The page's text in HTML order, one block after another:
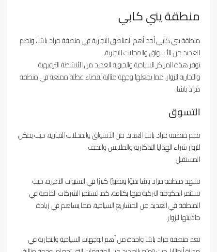
منطقة يني كابي
منطقة يني كابي أحد أهم المناطق التجارية في منطقة مراد باشا، وتضم
العديد من الأسواق والمحلات التجارية.
توفر هذه المراكز السياحية والحيوية العديد من الأنشطة الترفيهية
والتجارية للزوار، مما يجعلها وجهة مثالية لقضاء عطلة ممتعة في منطقة
مراد باشا.
التسوق
تضم منطقة مراد باشا العديد من الأسواق والمحلات التجارية، حيث يمكن
للزوار شراء الهدايا التذكارية والملابس والتحف.
المستقبل
تشهد منطقة مراد باشا نموًا وتطورًا كبيرًا في السنوات الأخيرة، حيث
تستثمر الحكومة التركية فيها بكثافة، كما تستثمر الشركات الخاصة في
المنطقة في العديد من المشاريع السياحية، مما يساهم في زيادة
جاذبيتها للزوار.
تعد منطقة مراد باشا واحدة من أهم الوجهات السياحية والتجارية في